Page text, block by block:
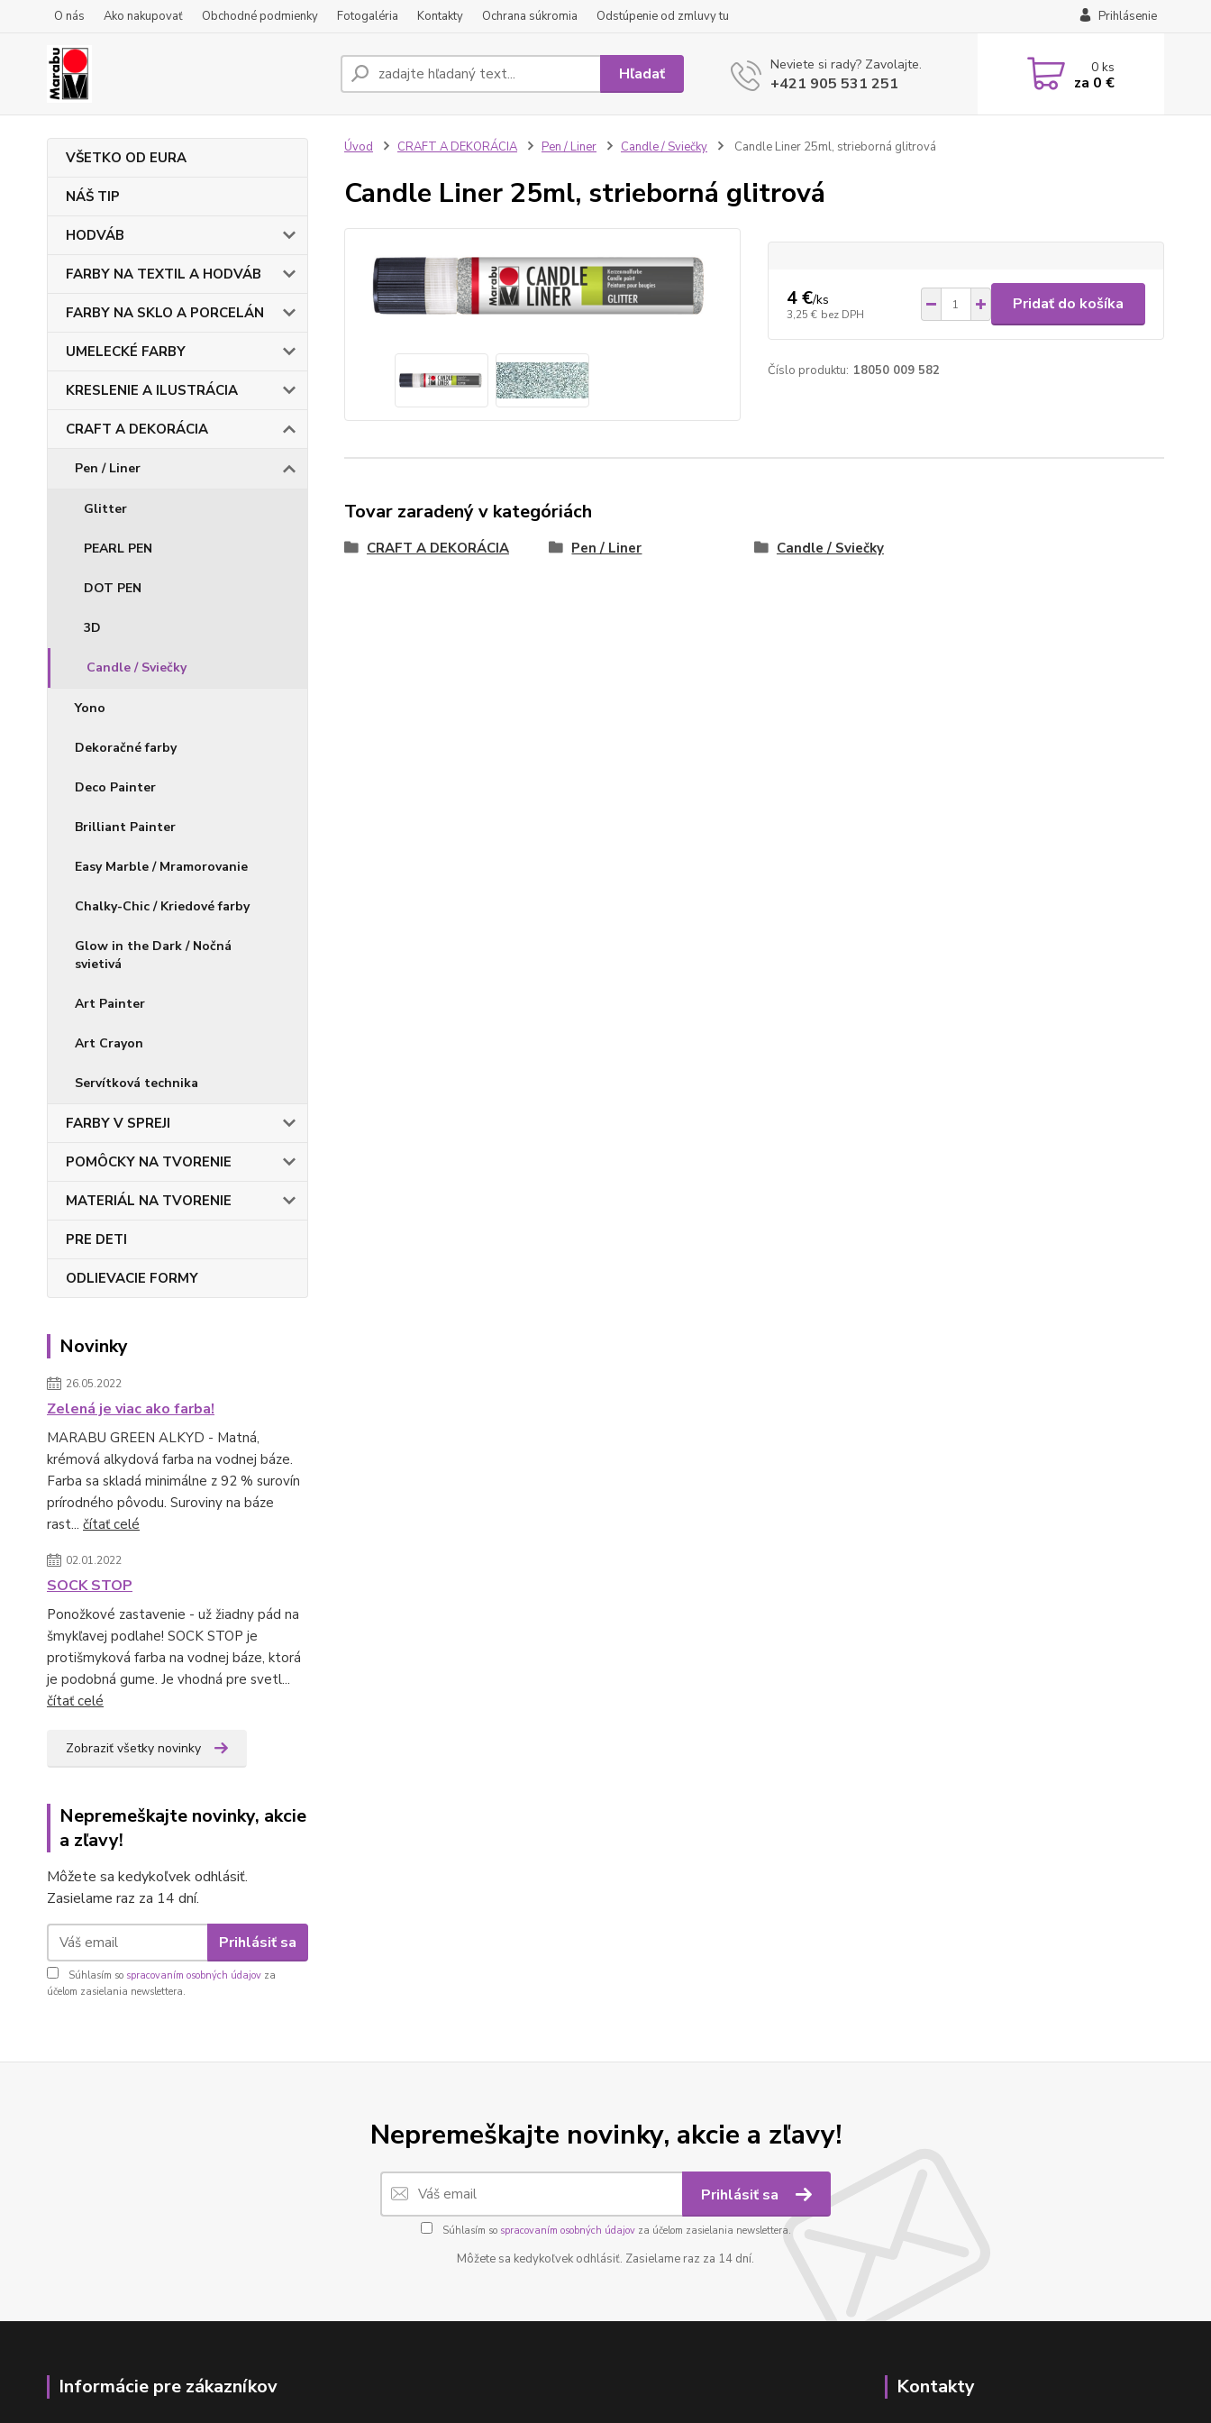
O nás Ako nakupovať Obchodné podmienky Fotogaléria Kontakty Ochrana súkromia Odstúpenie od zmluvy tu Prihlásenie
Hľadať Neviete si rady? Zavolajte.
+421 905 531 251
0ks
za 0 €
VŠETKO OD EURA
NÁŠ TIP
HODVÁB
FARBY NA TEXTIL A HODVÁB
FARBY NA SKLO A PORCELÁN
UMELECKÉ FARBY
KRESLENIE A ILUSTRÁCIA
CRAFT A DEKORÁCIA
Pen / Liner
Glitter
PEARL PEN
DOT PEN
3D
Candle / Sviečky
Yono
Dekoračné farby
Deco Painter
Brilliant Painter
Easy Marble / Mramorovanie
Chalky-Chic / Kriedové farby
Glow in the Dark / Nočná
svietivá
Art Painter
Art Crayon
Servítková technika
FARBY V SPREJI
POMÔCKY NA TVORENIE
MATERIÁL NA TVORENIE
PRE DETI
ODLIEVACIE FORMY
Novinky
26.05.2022
Zelená je viac ako farba!
MARABU GREEN ALKYD - Matná,
krémová alkydová farba na vodnej báze.
Farba sa skladá minimálne z 92 % surovín
prírodného pôvodu. Suroviny na báze
rast... čítať celé
02.01.2022
SOCK STOP
Ponožkové zastavenie - už žiadny pád na
šmykľavej podlahe! SOCK STOP je
protišmyková farba na vodnej báze, ktorá
je podobná gume. Je vhodná pre svetl...
čítať celé
Zobraziť všetky novinky
Nepremeškajte novinky, akcie
a zľavy!
Môžete sa kedykoľvek odhlásiť.
Zasielame raz za 14 dní.
Prihlásiť sa
Súhlasím so spracovaním osobných údajov za
účelom zasielania newslettera.
Úvod CRAFT A DEKORÁCIA Pen / Liner Candle / Sviečky Candle Liner 25ml, strieborná glitrová
Candle Liner 25ml, strieborná glitrová
4 €/ks
3,25 € bez DPH
Pridať do košíka
Číslo produktu: 18050 009 582
Tovar zaradený v kategóriách
CRAFT A DEKORÁCIA Pen / Liner Candle / Sviečky
Nepremeškajte novinky, akcie a zľavy!
Prihlásiť sa
Súhlasím so spracovaním osobných údajovza účelom zasielania newslettera.
Môžete sa kedykoľvek odhlásiť. Zasielame raz za 14 dní.
Informácie pre zákazníkov
Kontakty